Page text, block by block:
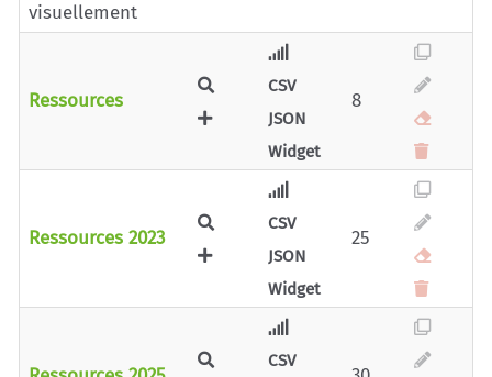
visuellement
Ressources
CSV
JSON
Widget
8
Ressources 2023
CSV
JSON
Widget
25
CSV